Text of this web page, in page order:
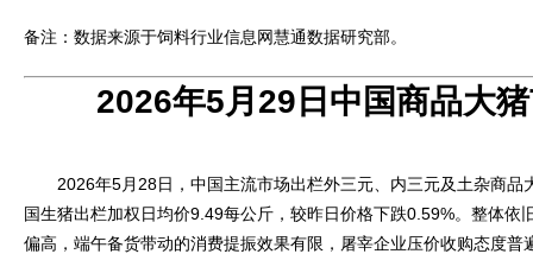
备注：数据来源于饲料行业信息网慧通数据研究部。
2026年5月29日中国商品大
2026年5月28日，中国主流市场出栏外三元、内三元及土杂商品
国生猪出栏加权日均价9.49每公斤，较昨日价格下跌0.59%。整体依
偏高，端午备货带动的消费提振效果有限，屠宰企业压价收购态度普